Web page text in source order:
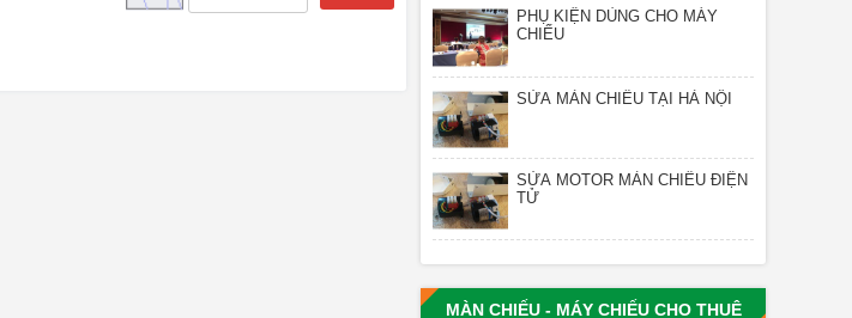
PHỤ KIỆN DÙNG CHO MÁY
CHIẾU
SỬA MÀN CHIẾU TẠI HÀ NỘI
SỬA MOTOR MÀN CHIẾU ĐIỆN
TỬ
MÀN CHIẾU - MÁY CHIẾU CHO THUÊ